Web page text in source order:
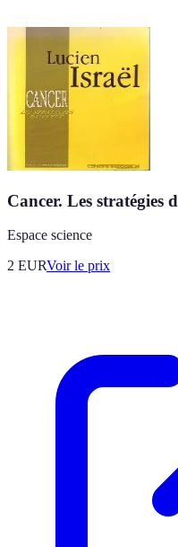
Cancer. Les
Espace science
2 EURVoir le prix